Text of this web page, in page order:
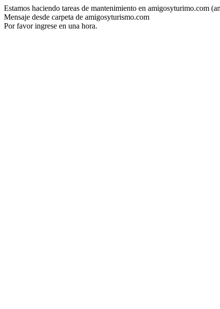
Estamos haciendo tareas de mantenimiento en amigosyturimo.com
Mensaje desde carpeta de amigosyturismo.com
Por favor ingrese en una hora.